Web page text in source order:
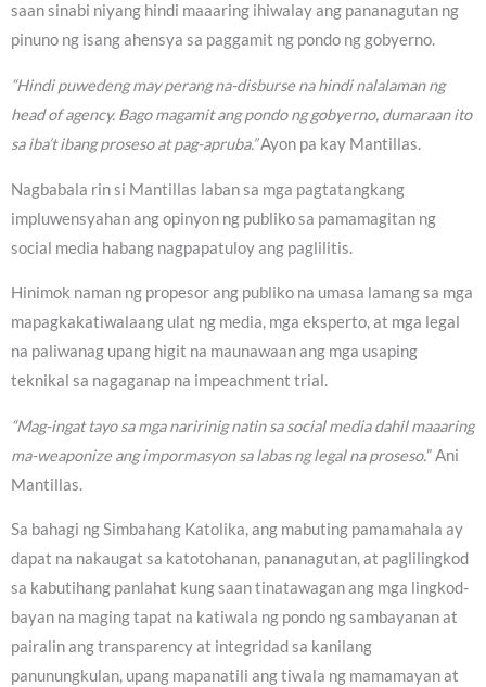
saan sinabi niyang hindi maaaring ihiwalay ang pananagutan ng
pinuno ng isang ahensya sa paggamit ng pondo ng gobyerno.
“Hindi puwedeng may perang na-disburse na hindi nalalaman ng
head of agency. Bago magamit ang pondo ng gobyerno, dumaraan ito
sa iba’t ibang proseso at pag-apruba.”Ayon pa kay Mantillas.
Nagbabala rin si Mantillas laban sa mga pagtatangkang
impluwensyahan ang opinyon ng publiko sa pamamagitan ng
social media habang nagpapatuloy ang paglilitis.
Hinimok naman ng propesor ang publiko na umasa lamang sa mga
mapagkakatiwalaang ulat ng media, mga eksperto, at mga legal
na paliwanag upang higit na maunawaan ang mga usaping
teknikal sa nagaganap na impeachment trial.
“Mag-ingat tayo sa mga naririnig natin sa social media dahil maaaring
ma-weaponize ang impormasyon sa labas ng legal na proseso.” Ani
Mantillas.
Sa bahagi ng Simbahang Katolika, ang mabuting pamamahala ay
dapat na nakaugat sa katotohanan, pananagutan, at paglilingkod
sa kabutihang panlahat kung saan tinatawagan ang mga lingkod-
bayan na maging tapat na katiwala ng pondo ng sambayanan at
pairalin ang transparency at integridad sa kanilang
panunungkulan, upang mapanatili ang tiwala ng mamamayan at